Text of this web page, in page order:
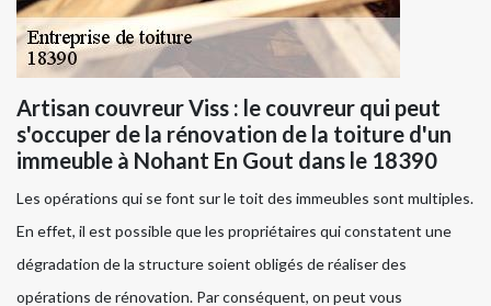
Artisan couvreur Viss : le couvreur qui peut
s'occuper de la rénovation de la toiture d'un
immeuble à Nohant En Gout dans le 18390
Les opérations qui se font sur le toit des immeubles sont multiples.
En effet, il est possible que les propriétaires qui constatent une
dégradation de la structure soient obligés de réaliser des
opérations de rénovation. Par conséquent, on peut vous